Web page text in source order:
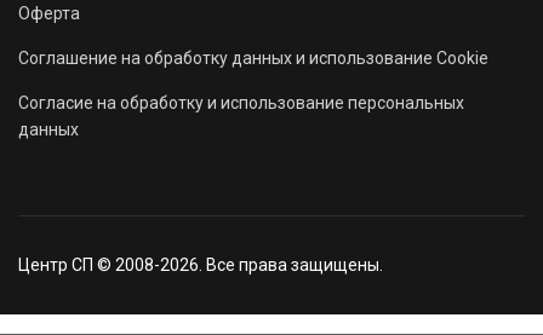
Оферта
Соглашение на обработку данных и использование Cookie
Согласие на обработку и использование персональных
данных
Центр СП © 2008-2026. Все права защищены.